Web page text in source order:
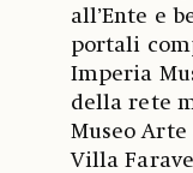
all’Ente e
portali
Imperia
della rete
Museo
Villa